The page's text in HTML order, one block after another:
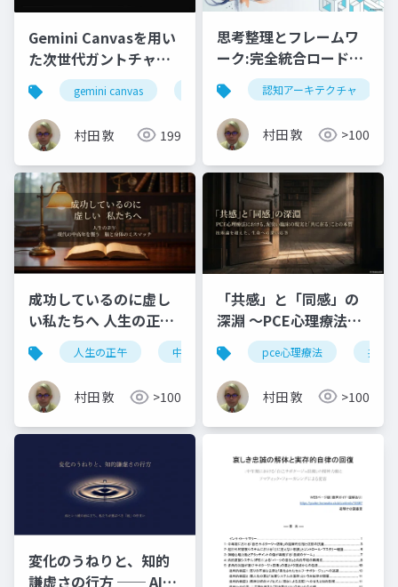
Gemini Canvasを用い
た次世代ガントチャー
ト・アプリの構築戦略
gemini canvas ガントチャート プロジェクト管理
村田 敦 199
思考整理とフレームワ
ーク:完全統合ロードマ
ップ 脳科学の理解から
「第二の脳」の実装ま
で、知的生産性を最大
化する認知アーキテク
チャの構築
認知アーキテクチャ
村田 敦 >100
成功しているのに虚し
い私たちへ 人生の正午
〜現代の中高年を襲う
脳と身体のミスマッ
チ〜
人生の正午 中高年 脳と身体のミスマッチ
村田 敦 >100
「共感」と「同感」の
深淵 〜PCE心理療法に
おける、泥臭い臨床の
現実と「共に在る」こ
との本質〜
pce心理療法 共感
村田 敦 >100
変化のうねりと、知的
謙虚さの行方 ── AIと